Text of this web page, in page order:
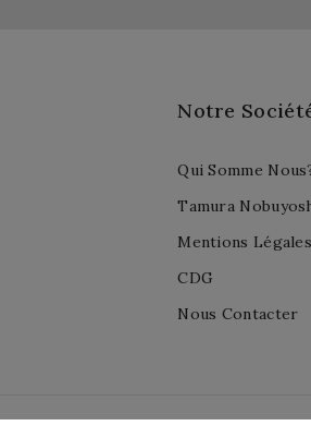
Notre
Qui Somme
Tamura
Mentions Légales
CDG
Nous Contacter